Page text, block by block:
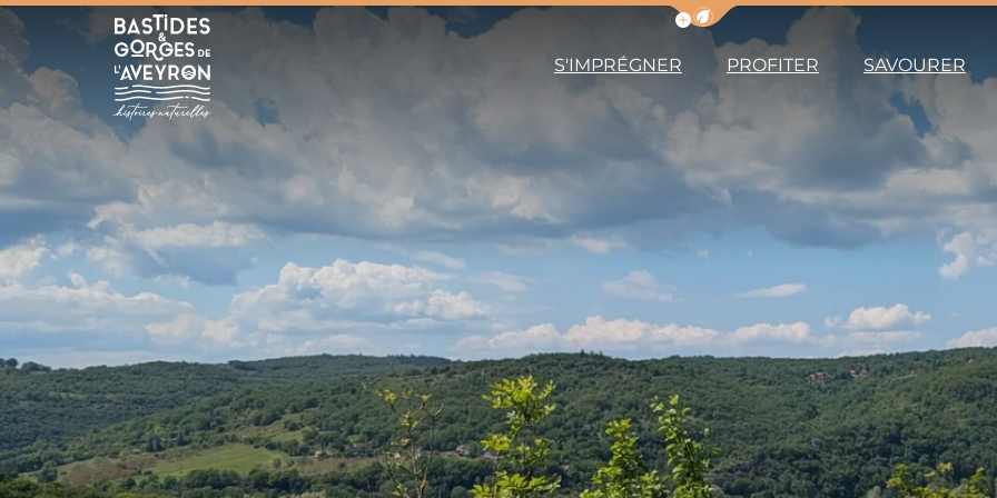
Afficher la barre de navigation du
Bastides et Gorges de l&#039;Aveyron
S'IMPRÉGNER PROFITER SAVOURER